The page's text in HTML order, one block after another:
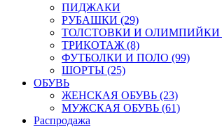
ПИДЖАКИ
РУБАШКИ (29)
ТОЛСТОВКИ И ОЛИМПИЙКИ
ТРИКОТАЖ (8)
ФУТБОЛКИ И ПОЛО (99)
ШОРТЫ (25)
ОБУВЬ
ЖЕНСКАЯ ОБУВЬ (23)
МУЖСКАЯ ОБУВЬ (61)
Распродажа